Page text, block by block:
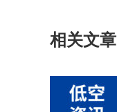
章：
相关文章